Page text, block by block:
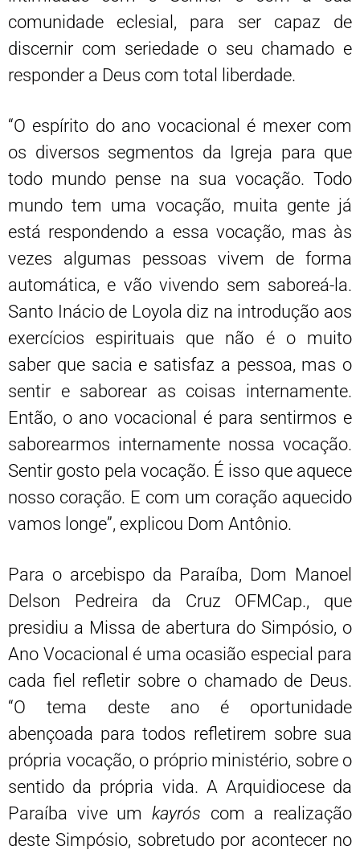
comunidade eclesial, para ser capaz de
discernir com seriedade o seu chamado e
responder a Deus com total liberdade.
“O espírito do ano vocacional é mexer com
os diversos segmentos da Igreja para que
todo mundo pense na sua vocação. Todo
mundo tem uma vocação, muita gente já
está respondendo a essa vocação, mas às
vezes algumas pessoas vivem de forma
automática, e vão vivendo sem saboreá-la.
Santo Inácio de Loyola diz na introdução aos
exercícios espirituais que não é o muito
saber que sacia e satisfaz a pessoa, mas o
sentir e saborear as coisas internamente.
Então, o ano vocacional é para sentirmos e
saborearmos internamente nossa vocação.
Sentir gosto pela vocação. É isso que aquece
nosso coração. E com um coração aquecido
vamos longe”, explicou Dom Antônio.
Para o arcebispo da Paraíba, Dom Manoel
Delson Pedreira da Cruz OFMCap., que
presidiu a Missa de abertura do Simpósio, o
Ano Vocacional é uma ocasião especial para
cada fiel refletir sobre o chamado de Deus.
“O tema deste ano é oportunidade
abençoada para todos refletirem sobre sua
própria vocação, o próprio ministério, sobre o
sentido da própria vida. A Arquidiocese da
Paraíba vive um kayrós com a realização
deste Simpósio, sobretudo por acontecer no